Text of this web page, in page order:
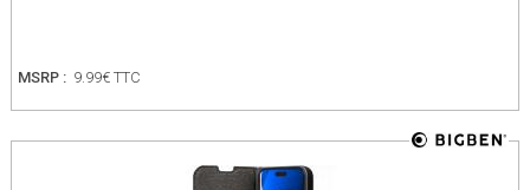
MSRP : 9.99€ TTC